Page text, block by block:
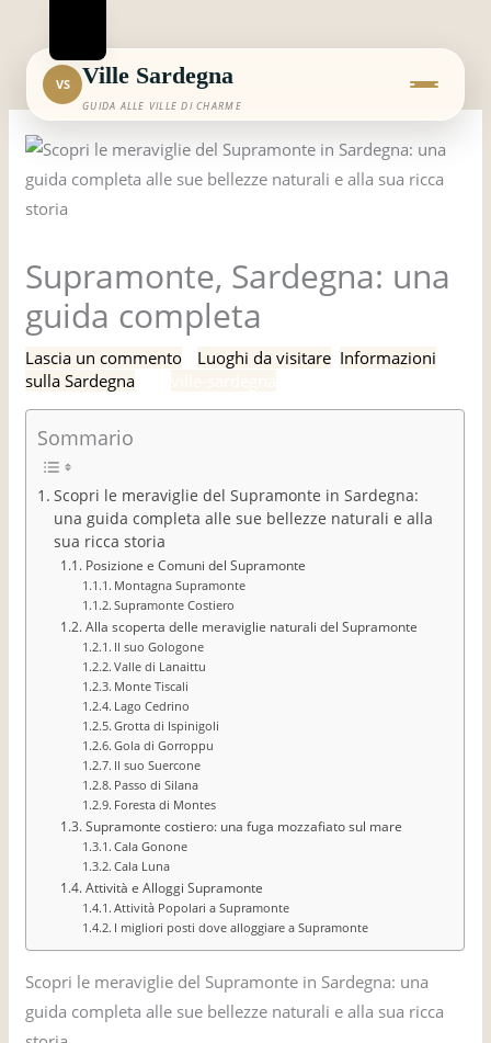
contenuto
VS Ville Sardegna
GUIDA ALLE VILLE DI CHARME
Supramonte, Sardegna: una
guida completa
Lascia un commento Luoghi da visitare Informazioni
sulla Sardegna
Sommario
Scopri le meraviglie del Supramonte in Sardegna:
una guida completa alle sue bellezze naturali e alla
sua ricca storia
Posizione e Comuni del Supramonte
Montagna Supramonte
Supramonte Costiero
Alla scoperta delle meraviglie naturali del Supramonte
Il suo Gologone
Valle di Lanaittu
Monte Tiscali
Lago Cedrino
Grotta di Ispinigoli
Gola di Gorroppu
Il suo Suercone
Passo di Silana
Foresta di Montes
Supramonte costiero: una fuga mozzafiato sul mare
Cala Gonone
Cala Luna
Attività e Alloggi Supramonte
Attività Popolari a Supramonte
I migliori posti dove alloggiare a Supramonte
Scopri le meraviglie del Supramonte in Sardegna: una
guida completa alle sue bellezze naturali e alla sua ricca